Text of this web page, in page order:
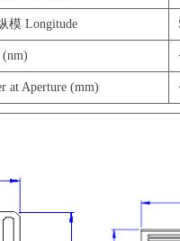
模 Longitude
at Aperture (mm)